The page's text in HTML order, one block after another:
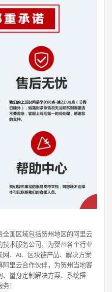
国区域包括贺州地区的阿里云
术服务公司，为贺州各个行业
、AI、区块链产品、解决方案
里云合作伙伴，为贺州当地客
量身定制解决方案、系统搭
！